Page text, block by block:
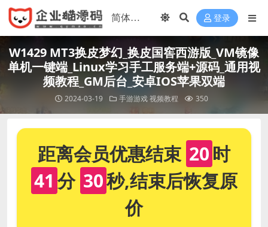
登录
W1429 MT3换皮梦幻_换皮国窖西游版_VM镜像
单机一键端_Linux学习手工服务端+源码_通用视
频教程_GM后台_安卓IOS苹果双端
2024-03-19 手游游戏视频教程 350
距离会员优惠结束 20时
41 分 30秒,结束后恢复原
价